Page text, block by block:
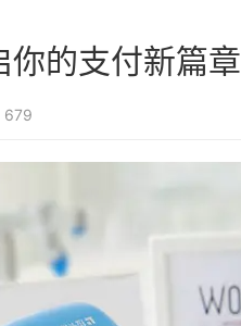
你的支付新篇章
679